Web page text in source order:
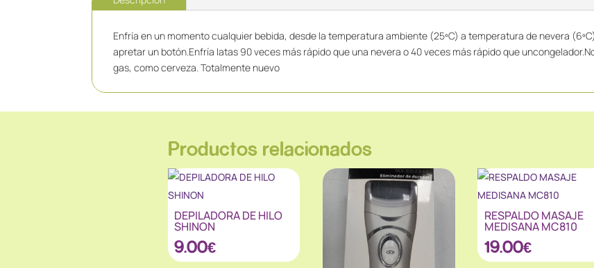
Enfría en un momento cualquier bebida, desde la temperatura ambiente (25ºC) a temperatura de nevera
apretar un botón.Enfría latas 90 veces más rápido que una nevera o 40 veces más rápido que
gas, como cerveza. Totalmente nuevo
Productos relacionados
DEPILADORA DE HILO
SHINON
9.00€
RESPALDO MASAJE
MEDISANA MC810
19.00€